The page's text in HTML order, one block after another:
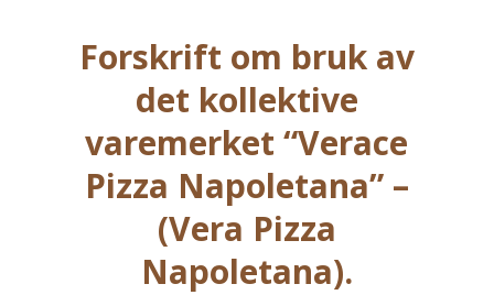
Forskrift om bruk av
det kollektive
varemerket “Verace
Pizza Napoletana” –
(Vera Pizza
Napoletana).